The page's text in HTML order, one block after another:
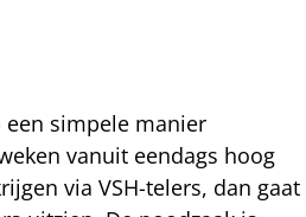
simpele manier
vanuit eendags hoog
via VSH-telers, dan gaat